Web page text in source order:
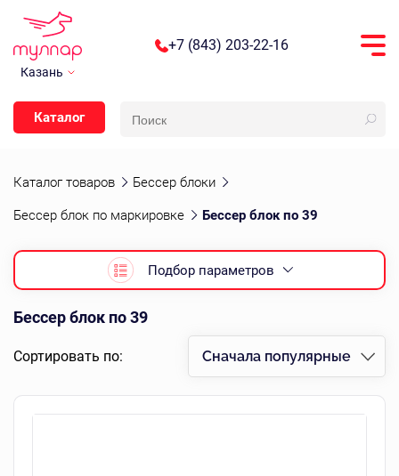
Казань
+7 (843) 203-22-16
Каталог
Каталог товаров Бессер блоки
Бессер блок по маркировке Бессер блок по 39
Подбор параметров
Бессер блок по 39
Сортировать по: Сначала популярные